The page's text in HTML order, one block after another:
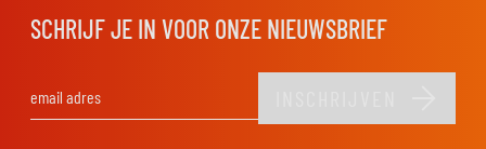
SCHRIJF JE IN VOOR ONZE NIEUWSBRIEF